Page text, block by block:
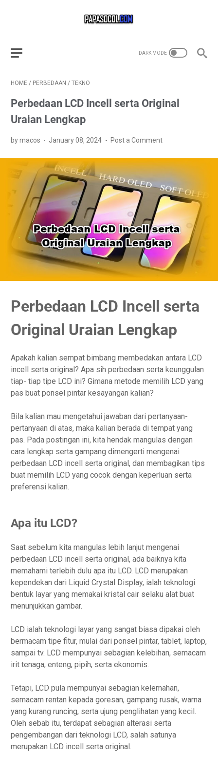
HOME / PERBEDAAN / TEKNO
Perbedaan LCD Incell serta Original
Uraian Lengkap
by macos January 08, 2024 Post a Comment
Perbedaan LCD Incell serta
Original Uraian Lengkap
Apakah kalian sempat bimbang membedakan antara LCD
incell serta original? Apa sih perbedaan serta keunggulan
tiap- tiap tipe LCD ini? Gimana metode memilih LCD yang
pas buat ponsel pintar kesayangan kalian?
Bila kalian mau mengetahui jawaban dari pertanyaan-
pertanyaan di atas, maka kalian berada di tempat yang
pas. Pada postingan ini, kita hendak mangulas dengan
cara lengkap serta gampang dimengerti mengenai
perbedaan LCD incell serta original, dan membagikan tips
buat memilih LCD yang cocok dengan keperluan serta
preferensi kalian.
Apa itu LCD?
Saat sebelum kita mangulas lebih lanjut mengenai
perbedaan LCD incell serta original, ada baiknya kita
memahami terlebih dulu apa itu LCD. LCD merupakan
kependekan dari Liquid Crystal Display, ialah teknologi
bentuk layar yang memakai kristal cair selaku alat buat
menunjukkan gambar.
LCD ialah teknologi layar yang sangat biasa dipakai oleh
bermacam tipe fitur, mulai dari ponsel pintar, tablet, laptop,
sampai tv. LCD mempunyai sebagian kelebihan, semacam
irit tenaga, enteng, pipih, serta ekonomis.
Tetapi, LCD pula mempunyai sebagian kelemahan,
semacam rentan kepada goresan, gampang rusak, warna
yang kurang runcing, serta ujung penglihatan yang kecil.
Oleh sebab itu, terdapat sebagian alterasi serta
pengembangan dari teknologi LCD, salah satunya
merupakan LCD incell serta original.